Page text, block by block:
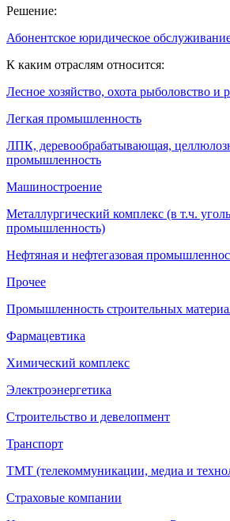
Решение:
Абонентское юридическое
К каким отраслям относится:
Лесное хозяйство, охота рыболовство и
Легкая промышленность
ЛПК, деревообрабатывающая,
промышленность
Машиностроение
Металлургический комплекс (в т.ч.
промышленность)
Нефтяная и нефтегазовая
Прочее
Промышленность строительных
Фармацевтика
Химический комплекс
Электроэнергетика
Строительство и девелопмент
Транспорт
ТМТ (телекоммуникации, медиа и
Страховые компании